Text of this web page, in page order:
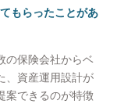
もらったことがあ
の保険会社からベ
、資産運用設計が
案できるのが特徴